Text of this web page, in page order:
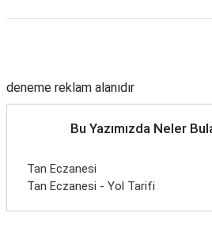
deneme reklam alanıdır
Bu Yazımızda Neler
Tan Eczanesi
Tan Eczanesi - Yol Tarifi